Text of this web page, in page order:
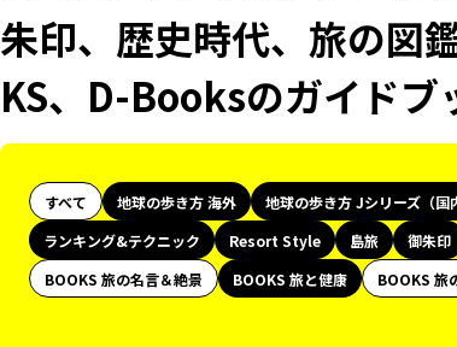
朱印、歴史時代、旅の図
KS、D-Booksのガイドブ
すべて 地球の歩き方 海外 地球の歩き方 Jシリーズ（国
ランキング&テクニック
Resort Style 島旅 御朱印
BOOKS 旅の名言＆絶景
BOOKS 旅と健康 BOOKS 旅